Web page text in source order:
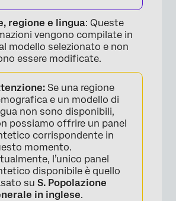
×
regione e lingua: Queste
vengono compilate in
modello selezionato e non
essere modificate.
Se una regione
e un modello di
non sono disponibili,
possiamo offrire un panel
corrispondente in
momento.
l’unico panel
disponibile è quello
su S. Popolazione
in inglese.